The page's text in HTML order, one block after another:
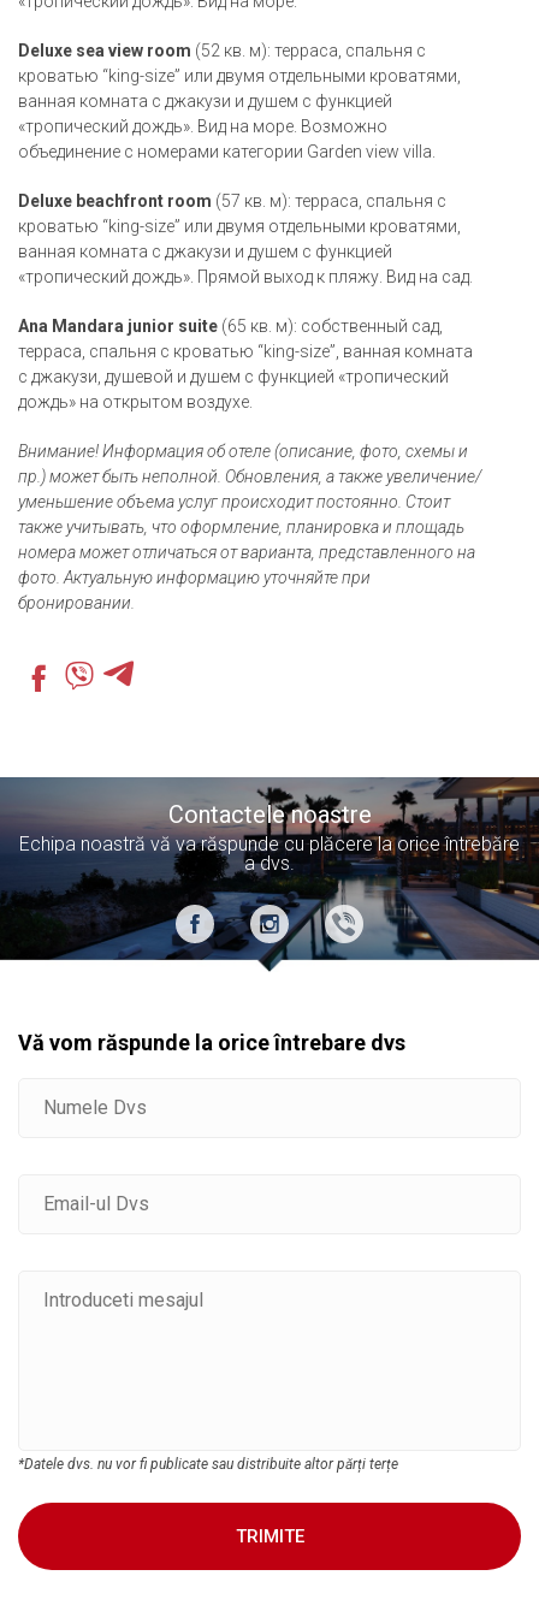
Deluxe sea view room (52 кв. м): терраса, спальня с
кроватью “king-size” или двумя отдельными кроватями,
ванная комната с джакузи и душем с функцией
«тропический дождь». Вид на море. Возможно
объединение с номерами категории Garden view villa.
Deluxe beachfront room (57 кв. м): терраса, спальня с
кроватью “king-size” или двумя отдельными кроватями,
ванная комната с джакузи и душем с функцией
«тропический дождь». Прямой выход к пляжу. Вид на сад.
Ana Mandara junior suite (65 кв. м): собственный сад,
терраса, спальня с кроватью “king-size”, ванная комната
с джакузи, душевой и душем с функцией «тропический
дождь» на открытом воздухе.
Внимание! Информация об отеле (описание, фото, схемы и
пр.) может быть неполной. Обновления, а также увеличение/
уменьшение объема услуг происходит постоянно. Стоит
также учитывать, что оформление, планировка и площадь
номера может отличаться от варианта, представленного на
фото. Актуальную информацию уточняйте при
бронировании.
Contactele noastre
Echipa noastră vă va răspunde cu plăcere la orice întrebăre
a dvs.
Vă vom răspunde la orice întrebare dvs
*Datele dvs. nu vor fi publicate sau distribuite altor părți terțe
TRIMITE